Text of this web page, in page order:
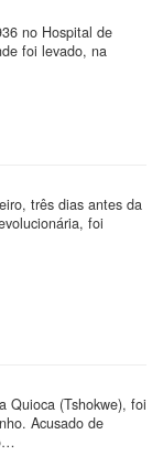
no Hospital de
foi levado, na
três dias antes da
foi
Quioca (Tshokwe), foi
Acusado de